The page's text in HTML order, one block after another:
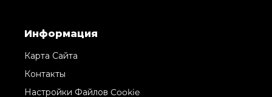
Информация
Карта Сайта
Контакты
Настройки Файлов Cookie